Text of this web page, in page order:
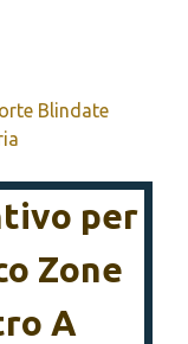
Blindate
per
Zone
A